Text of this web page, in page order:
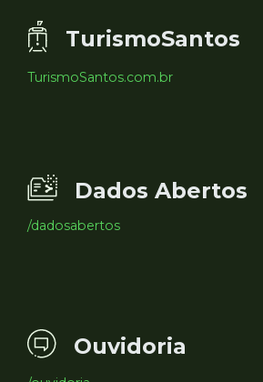
TurismoSantos
TurismoSantos.com.br
Dados Abertos
/dadosabertos
Ouvidoria